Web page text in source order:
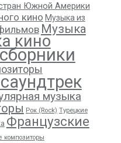
Южной Америки
кино Музыка из
Музыка
кино
музыка
Рок (Rock) Турецкие
Французские
композиторы